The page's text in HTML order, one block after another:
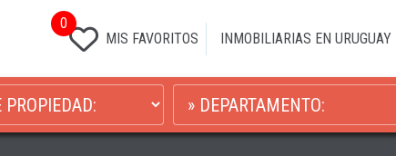
0
MIS FAVORITOS
INMOBILIARIAS EN URUGUAY